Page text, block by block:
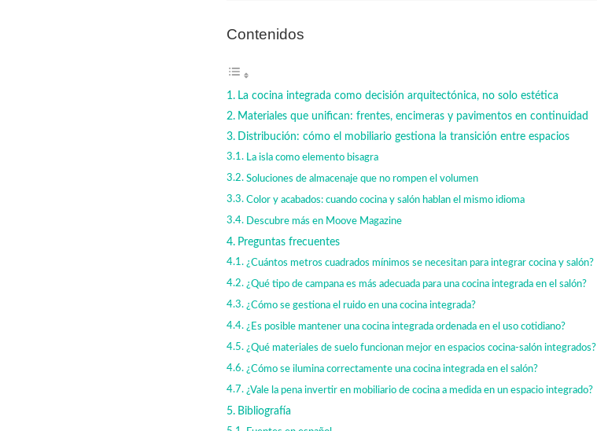
Contenidos
La cocina integrada como decisión arquitectónica, no solo estética
Materiales que unifican: frentes, encimeras y pavimentos en continuidad
Distribución: cómo el mobiliario gestiona la transición entre espacios
La isla como elemento bisagra
Soluciones de almacenaje que no rompen el volumen
Color y acabados: cuando cocina y salón hablan el mismo idioma
Descubre más en Moove Magazine
Preguntas frecuentes
¿Cuántos metros cuadrados mínimos se necesitan para integrar cocina y salón?
¿Qué tipo de campana es más adecuada para una cocina integrada en el salón?
¿Cómo se gestiona el ruido en una cocina integrada?
¿Es posible mantener una cocina integrada ordenada en el uso cotidiano?
¿Qué materiales de suelo funcionan mejor en espacios cocina-salón integrados?
¿Cómo se ilumina correctamente una cocina integrada en el salón?
¿Vale la pena invertir en mobiliario de cocina a medida en un espacio integrado?
Bibliografía